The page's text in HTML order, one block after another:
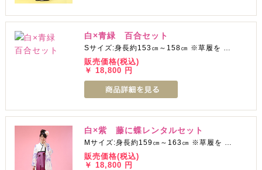
白×青緑 百合セット
Sサイズ:身長約153㎝～158㎝ ※草履を …
販売価格(税込)
￥ 18,800 円
白×紫 藤に蝶レンタルセット
Mサイズ:身長約159㎝～163㎝ ※草履を …
販売価格(税込)
￥ 18,800 円